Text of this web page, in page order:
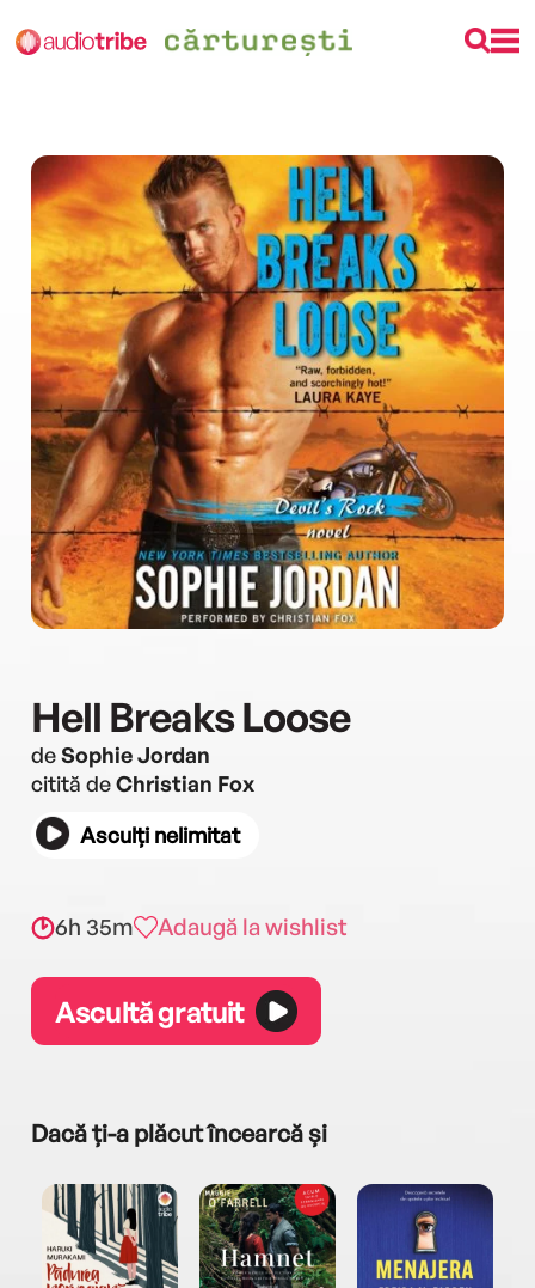
Hell Breaks Loose
deSophie Jordan
citită deChristian Fox
Asculți nelimitat
6h 35m Adaugă la wishlist
Ascultă gratuit
Dacă ți-a plăcut încearcă și